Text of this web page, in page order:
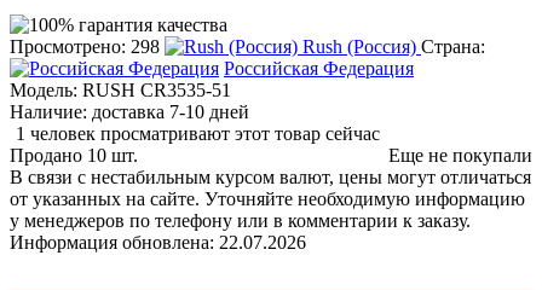
Просмотрено: 298 Rush (Россия) Страна:
Российская Федерация
Модель: RUSH CR3535-51
Наличие: доставка 7-10 дней
1 человек просматривают этот товар сейчас
Продано 10 шт.
Еще не покупали
В связи с нестабильным курсом валют, цены могут отличаться
от указанных на сайте. Уточняйте необходимую информацию
у менеджеров по телефону или в комментарии к заказу.
Информация обновлена: 22.07.2026